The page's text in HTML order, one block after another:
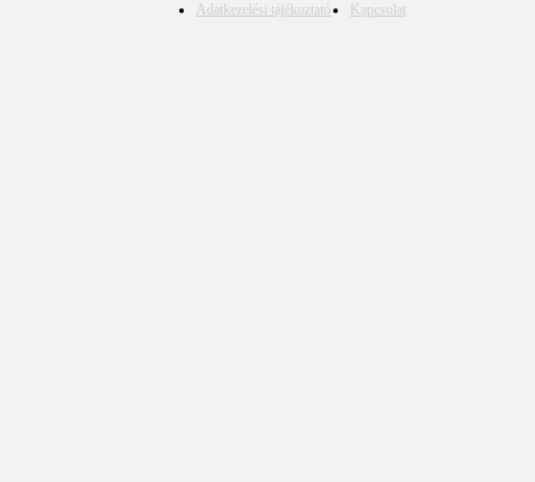
Adatkezelési tájékoztató Kapcsolat